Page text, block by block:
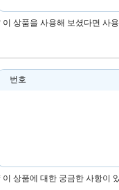
이 상품을 사용해 보셨다면 사
번호
이 상품에 대한 궁금한 사항이